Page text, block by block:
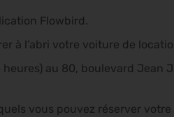
Flowbird.
à l’abri votre voiture de
au 80, boulevard Jean
vous pouvez réserver